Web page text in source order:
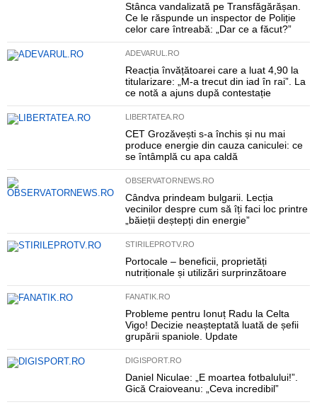
Stânca vandalizată pe Transfăgărășan.
Ce le răspunde un inspector de Poliție
celor care întreabă: „Dar ce a făcut?”
ADEVARUL.RO
Reacția învățătoarei care a luat 4,90 la
titularizare: „M-a trecut din iad în rai”. La
ce notă a ajuns după contestație
LIBERTATEA.RO
CET Grozăvești s-a închis și nu mai
produce energie din cauza caniculei: ce
se întâmplă cu apa caldă
OBSERVATORNEWS.RO
Cândva prindeam bulgarii. Lecția
vecinilor despre cum să îți faci loc printre
„băieții deștepți din energie”
STIRILEPROTV.RO
Portocale – beneficii, proprietăți
nutriționale și utilizări surprinzătoare
FANATIK.RO
Probleme pentru Ionuț Radu la Celta
Vigo! Decizie neașteptată luată de șefii
grupării spaniole. Update
DIGISPORT.RO
Daniel Niculae: „E moartea fotbalului!”.
Gică Craioveanu: „Ceva incredibil”